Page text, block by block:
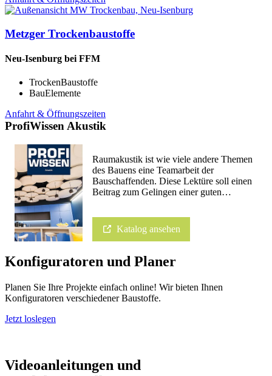
Metzger Trockenbaustoffe
Neu-Isenburg bei FFM
TrockenBaustoffe
BauElemente
Anfahrt & Öffnungszeiten
ProfiWissen Akustik
Raumakustik ist wie viele andere Themen
des Bauens eine Teamarbeit der
Bauschaffenden. Diese Lektüre soll einen
Beitrag zum Gelingen einer guten…
Katalog ansehen
Konfiguratoren und Planer
Planen Sie Ihre Projekte einfach online! Wir bieten Ihnen
Konfiguratoren verschiedener Baustoffe.
Jetzt loslegen
Videoanleitungen und